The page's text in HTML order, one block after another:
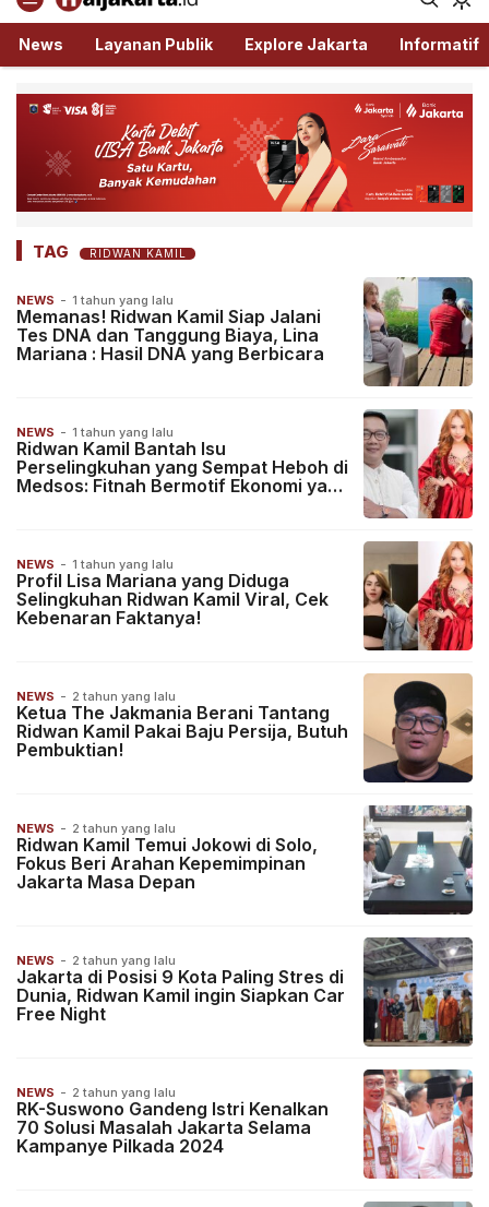
Haijakarta.id
Semua Tentang Jakarta Ada Disini!
News Layanan Publik Explore Jakarta Informatif
TAG RIDWAN KAMIL
NEWS - 1 tahun yang lalu
Memanas! Ridwan Kamil Siap Jalani
Tes DNA dan Tanggung Biaya, Lina
Mariana : Hasil DNA yang Berbicara
NEWS - 1 tahun yang lalu
Ridwan Kamil Bantah Isu
Perselingkuhan yang Sempat Heboh di
Medsos: Fitnah Bermotif Ekonomi yang
NEWS - 1 tahun yang lalu
Profil Lisa Mariana yang Diduga
Selingkuhan Ridwan Kamil Viral, Cek
Kebenaran Faktanya!
NEWS - 2 tahun yang lalu
Ketua The Jakmania Berani Tantang
Ridwan Kamil Pakai Baju Persija, Butuh
Pembuktian!
NEWS - 2 tahun yang lalu
Ridwan Kamil Temui Jokowi di Solo,
Fokus Beri Arahan Kepemimpinan
Jakarta Masa Depan
NEWS - 2 tahun yang lalu
Jakarta di Posisi 9 Kota Paling Stres di
Dunia, Ridwan Kamil ingin Siapkan Car
Free Night
NEWS - 2 tahun yang lalu
RK-Suswono Gandeng Istri Kenalkan
70 Solusi Masalah Jakarta Selama
Kampanye Pilkada 2024